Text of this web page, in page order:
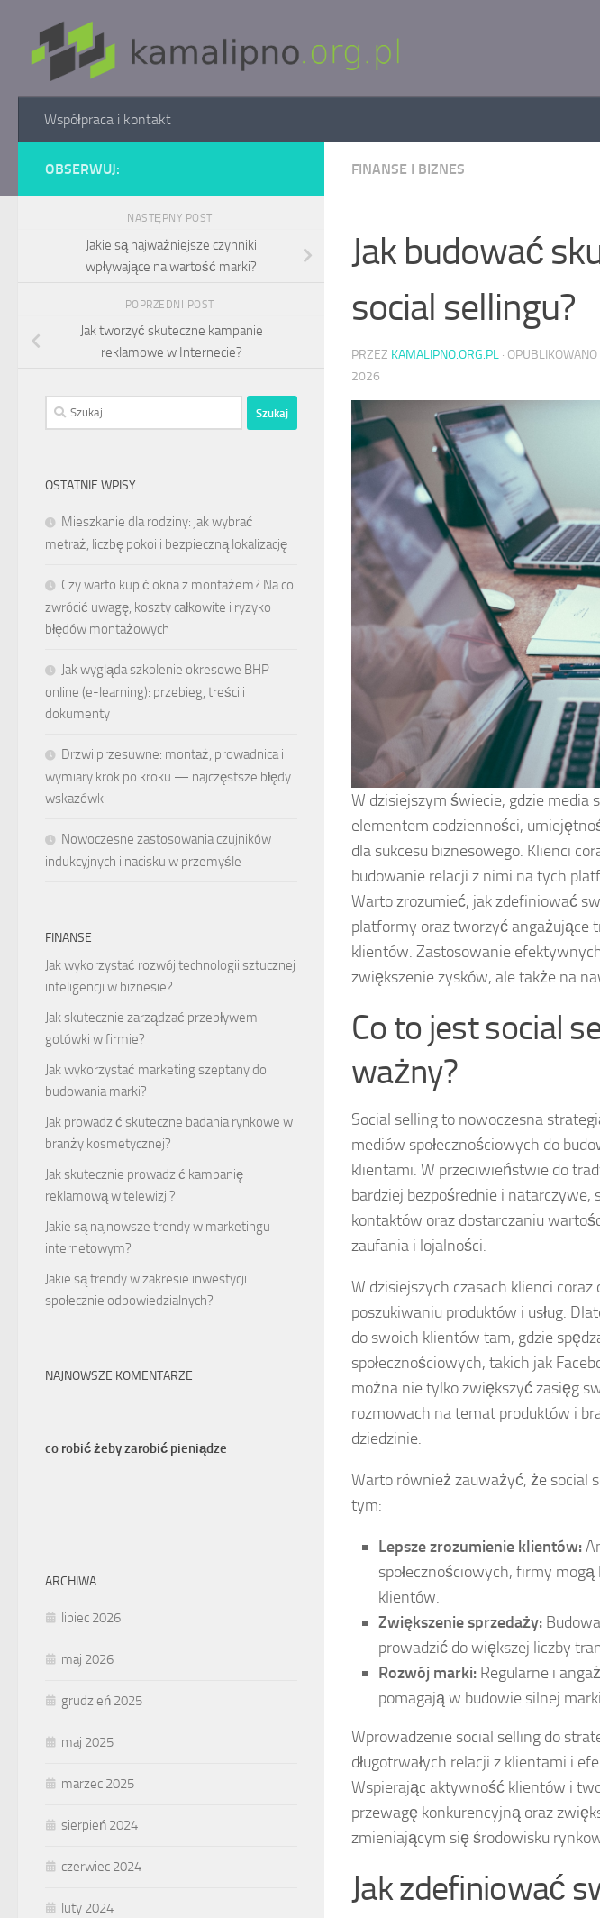
Skip to content
Współpraca i kontakt
FINANSE I BIZNES
Jak budować
social sellingu?
PRZEZ KAMALIPNO.ORG.PL · OPUBLIKOWANO
2026
W dzisiejszym świecie, gdzie media
elementem codzienności,
dla sukcesu biznesowego. Klienci
budowanie relacji z nimi na tych
Warto zrozumieć, jak zdefiniować
platformy oraz tworzyć angażujące
klientów. Zastosowanie
zwiększenie zysków, ale także na
Co to jest social
ważny?
Social selling to nowoczesna
mediów społecznościowych do
klientami. W przeciwieństwie do
bardziej bezpośrednie i
kontaktów oraz dostarczaniu
zaufania i lojalności.
W dzisiejszych czasach klienci
poszukiwaniu produktów i usług.
do swoich klientów tam, gdzie
społecznościowych, takich jak
można nie tylko zwiększyć zasięg
rozmowach na temat produktów i
dziedzinie.
Warto również zauważyć, że social
tym:
Lepsze zrozumienie klientów:
społecznościowych, firmy
klientów.
Zwiększenie sprzedaży:
prowadzić do większej liczby
Rozwój marki: Regularne i
pomagają w budowie silnej
Wprowadzenie social selling do
długotrwałych relacji z klientami i
Wspierając aktywność klientów i
przewagę konkurencyjną oraz
zmieniającym się środowisku
Jak zdefiniować
OBSERWUJ:
NASTĘPNY POST
Jakie są najważniejsze czynniki
wpływające na wartość marki?
POPRZEDNI POST
Jak tworzyć skuteczne kampanie
reklamowe w Internecie?
Szukaj:
OSTATNIE WPISY
Mieszkanie dla rodziny: jak wybrać
metraż, liczbę pokoi i bezpieczną lokalizację
Czy warto kupić okna z montażem? Na co
zwrócić uwagę, koszty całkowite i ryzyko
błędów montażowych
Jak wygląda szkolenie okresowe BHP
online (e-learning): przebieg, treści i
dokumenty
Drzwi przesuwne: montaż, prowadnica i
wymiary krok po kroku — najczęstsze błędy i
wskazówki
Nowoczesne zastosowania czujników
indukcyjnych i nacisku w przemyśle
FINANSE
Jak wykorzystać rozwój technologii sztucznej
inteligencji w biznesie?
Jak skutecznie zarządzać przepływem
gotówki w firmie?
Jak wykorzystać marketing szeptany do
budowania marki?
Jak prowadzić skuteczne badania rynkowe w
branży kosmetycznej?
Jak skutecznie prowadzić kampanię
reklamową w telewizji?
Jakie są najnowsze trendy w marketingu
internetowym?
Jakie są trendy w zakresie inwestycji
społecznie odpowiedzialnych?
NAJNOWSZE KOMENTARZE
co robić żeby zarobić pieniądze
ARCHIWA
lipiec 2026
maj 2026
grudzień 2025
maj 2025
marzec 2025
sierpień 2024
czerwiec 2024
luty 2024